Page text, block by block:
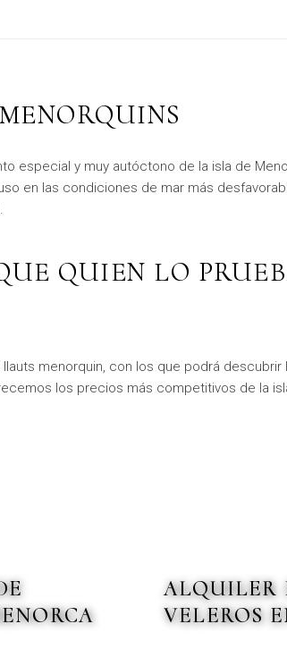
especial y muy autóctono de la isla de
en las condiciones de mar más
QUIEN LO
menorquin, con los que podrá
los precios más competitivos de la
ALQUILER
VELEROS